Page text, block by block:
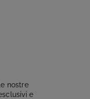
nostre
e